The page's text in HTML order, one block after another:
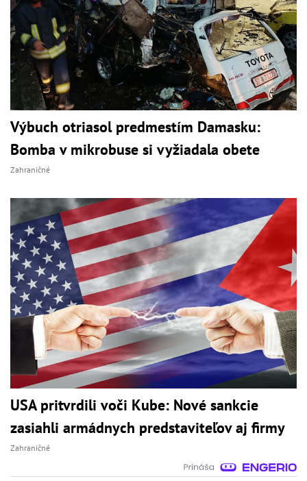
Výbuch otriasol predmestím Damasku:
Bomba v mikrobuse si vyžiadala obete
Zahraničné
USA pritvrdili voči Kube: Nové sankcie
zasiahli armádnych predstaviteľov aj firmy
Zahraničné